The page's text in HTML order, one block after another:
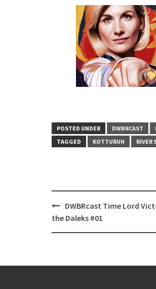
POSTED UNDER DWBRCAST
TAGGED
KOTTURUH RIVER
Post
navigation
DWBRcast Time Lord
the Daleks #01